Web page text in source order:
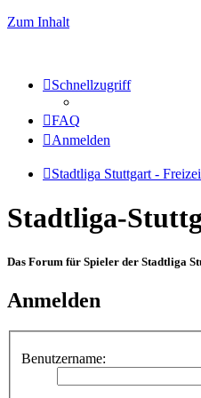
Zum Inhalt
Schnellzugriff
FAQ
Anmelden
Stadtliga Stuttgart -
Stadtliga-
Das Forum für Spieler der Stadtliga
Anmelden
Benutzername: